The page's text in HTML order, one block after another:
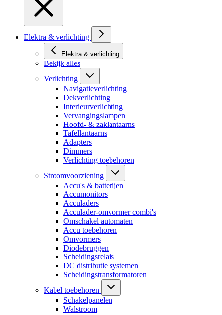
Elektra & verlichting
Elektra & verlichting
Bekijk alles
Verlichting
Navigatieverlichting
Dekverlichting
Interieurverlichting
Vervangingslampen
Hoofd- & zaklantaarns
Tafellantaarns
Adapters
Dimmers
Verlichting toebehoren
Stroomvoorziening
Accu's & batterijen
Accumonitors
Acculaders
Acculader-omvormer combi's
Omschakel automaten
Accu toebehoren
Omvormers
Diodebruggen
Scheidingsrelais
DC distributie systemen
Scheidingstransformatoren
Kabel toebehoren
Schakelpanelen
Walstroom